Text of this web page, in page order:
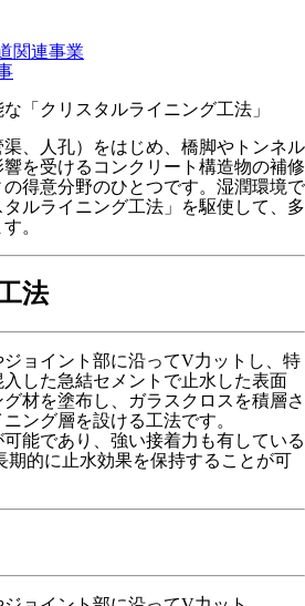
関連事業
「クリスタルライニング工法」
、人孔）をはじめ、橋脚やトンネル
を受けるコンクリート構造物の補修
得意分野のひとつです。湿潤環境で
ルライニング工法」を駆使して、多
。
法
ョイント部に沿ってV力ットし、特
した急結セメントで止水した表面
材を塗布し、ガラスクロスを積層さ
ング層を設ける工法です。
能であり、強い接着力も有している
期的に止水効果を保持することが可